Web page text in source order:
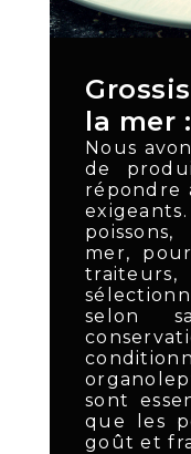
la mer :
Nous
de
répondre
mer,
selon
sont
que les
goût et